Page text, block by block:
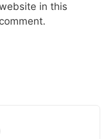
in this